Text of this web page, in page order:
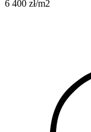
6 400 zł/m2